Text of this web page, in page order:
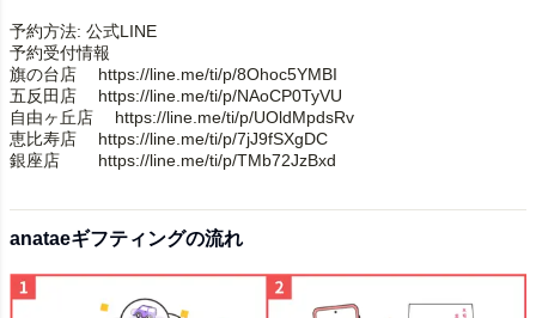
予約方法: 公式LINE
予約受付情報
旗の台店 https://line.me/ti/p/8Ohoc5YMBI
五反田店 https://line.me/ti/p/NAoCP0TyVU
自由ヶ丘店 https://line.me/ti/p/UOldMpdsRv
恵比寿店 https://line.me/ti/p/7jJ9fSXgDC
銀座店 https://line.me/ti/p/TMb72JzBxd
anataeギフティングの流れ